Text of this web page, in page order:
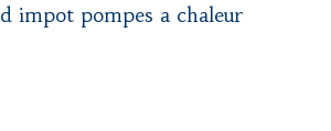
d impot pompes a chaleur